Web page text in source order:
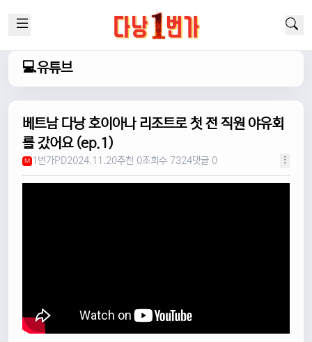
💻유튜브
베트남 다낭 호이아나 리조트로 첫 전 직원 야유회
를 갔어요 (ep.1)
M 1번가PD2024.11.20추천 0조회수 7324댓글 0